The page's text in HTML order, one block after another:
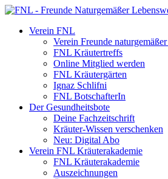
Verein FNL
Verein Freunde
FNL Kräutertreffs
Online Mitglied werden
FNL Kräutergärten
Ignaz Schlifni
FNL BotschafterIn
Der Gesundheitsbote
Deine Fachzeitschrift
Kräuter-Wissen verschenken
Neu: Digital Abo
Verein FNL Kräuterakademie
FNL Kräuterakademie
Auszeichnungen